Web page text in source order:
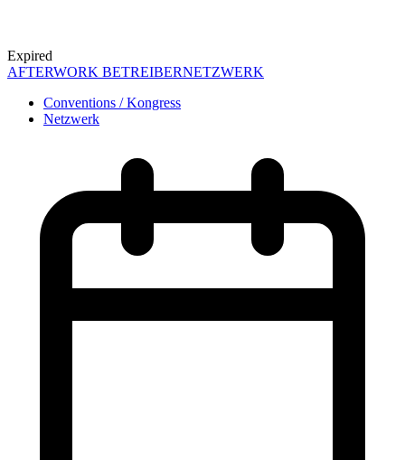
Expired
AFTERWORK BETREIBERNETZWERK
Conventions / Kongress
Netzwerk